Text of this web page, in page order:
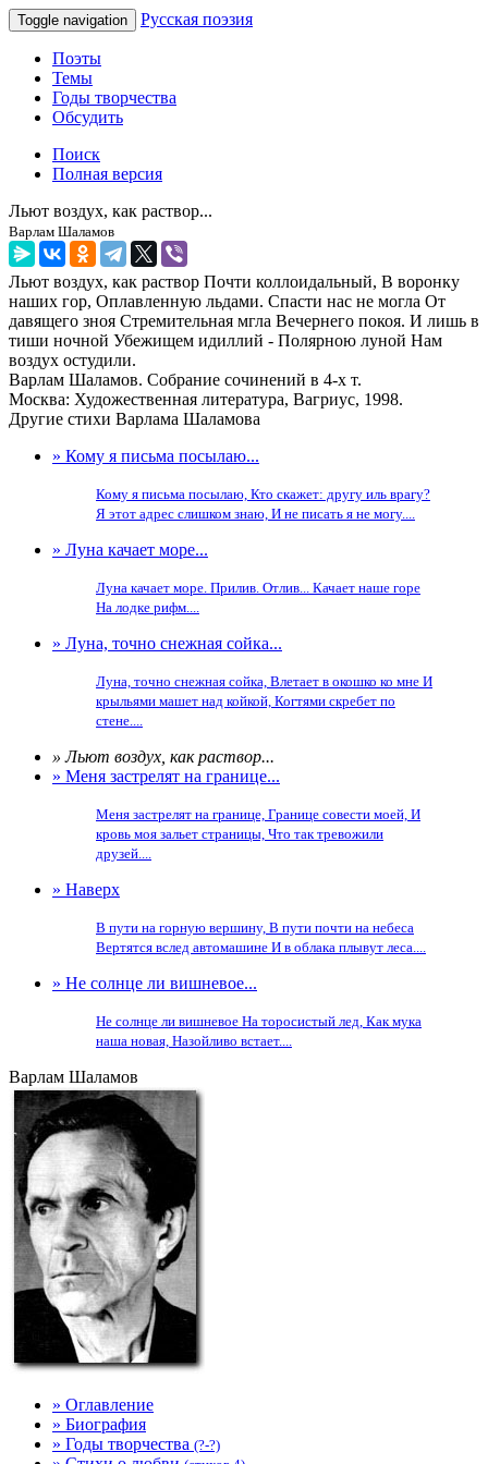
Toggle navigation Русская поэзия
Поэты
Темы
Годы творчества
Обсудить
Поиск
Полная версия
Льют воздух, как раствор...
Варлам Шаламов
Льют воздух, как раствор Почти коллоидальный, В воронку
наших гор, Оплавленную льдами. Спасти нас не могла От
давящего зноя Стремительная мгла Вечернего покоя. И лишь в
тиши ночной Убежищем идиллий - Полярною луной Нам
воздух остудили.
Варлам Шаламов. Собрание сочинений в 4-х т.
Москва: Художественная литература, Вагриус, 1998.
Другие стихи Варлама Шаламова
» Кому я письма посылаю...
Кому я письма посылаю, Кто скажет: другу иль врагу?
Я этот адрес слишком знаю, И не писать я не могу....
» Луна качает море...
Луна качает море. Прилив. Отлив... Качает наше горе
На лодке рифм....
» Луна, точно снежная сойка...
Луна, точно снежная сойка, Влетает в окошко ко мне И
крыльями машет над койкой, Когтями скребет по
стене....
» Льют воздух, как раствор...
» Меня застрелят на границе...
Меня застрелят на границе, Границе совести моей, И
кровь моя зальет страницы, Что так тревожили
друзей....
» Наверх
В пути на горную вершину, В пути почти на небеса
Вертятся вслед автомашине И в облака плывут леса....
» Не солнце ли вишневое...
Не солнце ли вишневое На торосистый лед, Как мука
наша новая, Назойливо встает....
Варлам Шаламов
» Оглавление
» Биография
» Годы творчества (?-?)